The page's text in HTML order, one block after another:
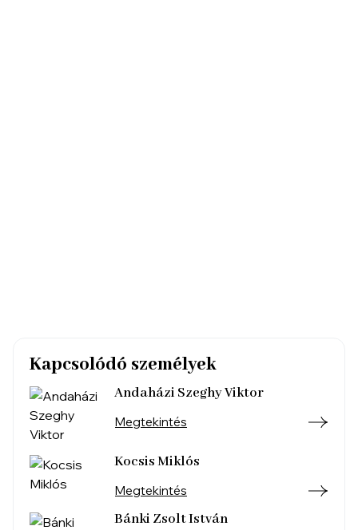
Kapcsolódó személyek
Andaházi Szeghy Viktor
Megtekintés
Kocsis Miklós
Megtekintés
Bánki Zsolt István